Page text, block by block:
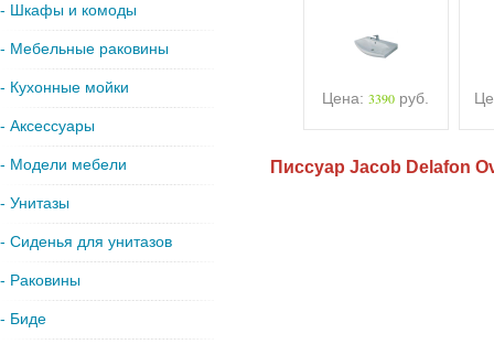
- Шкафы и комоды
- Мебельные раковины
- Кухонные мойки
- Аксессуары
- Модели мебели
- Унитазы
- Сиденья для унитазов
- Раковины
- Биде
Цена: 3390 руб.
Писсуар Jacob Delafon